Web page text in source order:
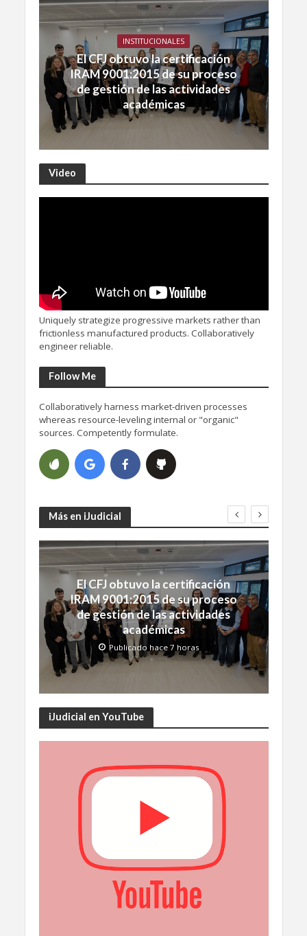
INSTITUCIONALES
El CFJ obtuvo la certificación
IRAM 9001:2015 de su proceso
de gestión de las actividades
académicas
Video
Uniquely strategize progressive markets rather than
frictionless manufactured products. Collaboratively
engineer reliable.
Follow Me
Collaboratively harness market-driven processes
whereas resource-leveling internal or "organic"
sources. Competently formulate.
Más en iJudicial
El CFJ obtuvo la certificación
IRAM 9001:2015 de su proceso
de gestión de las actividades
académicas
Publicado hace 7 horas
iJudicial en YouTube